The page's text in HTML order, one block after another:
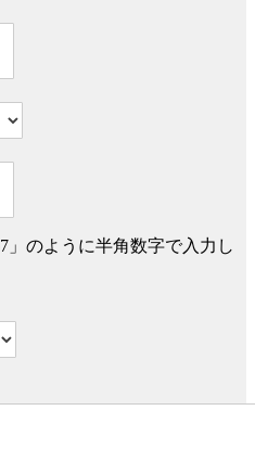
」のように半角数字で入力し